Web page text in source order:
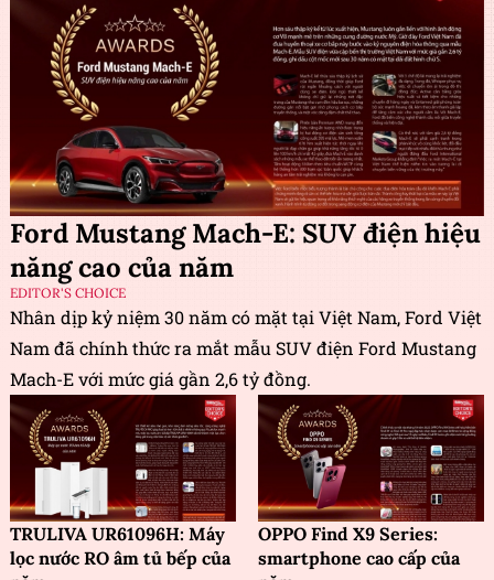
Ford Mustang Mach-E: SUV điện hiệu
năng cao của năm
EDITOR'S CHOICE
Nhân dịp kỷ niệm 30 năm có mặt tại Việt Nam, Ford Việt
Nam đã chính thức ra mắt mẫu SUV điện Ford Mustang
Mach-E với mức giá gần 2,6 tỷ đồng.
TRULIVA UR61096H: Máy
lọc nước RO âm tủ bếp của
OPPO Find X9 Series:
smartphone cao cấp của